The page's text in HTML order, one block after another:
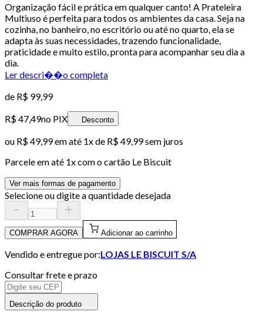
Organização fácil e prática em qualquer canto! A Prateleira
Multiuso é perfeita para todos os ambientes da casa. Seja na
cozinha, no banheiro, no escritório ou até no quarto, ela se
adapta às suas necessidades, trazendo funcionalidade,
praticidade e muito estilo, pronta para acompanhar seu dia a
dia.
Ler descri��o completa
de R$ 99,99
R$ 47,49no PIX Desconto
ou R$ 49,99em até 1x de R$ 49,99sem juros
Parcele em até 1x com o cartão Le Biscuit
Ver mais formas de pagamento
Selecione ou digite a quantidade desejada
COMPRAR AGORA Adicionar ao carrinho
Vendido e entregue por:LOJAS LE BISCUIT S/A
Consultar frete e prazo
Descrição do produto